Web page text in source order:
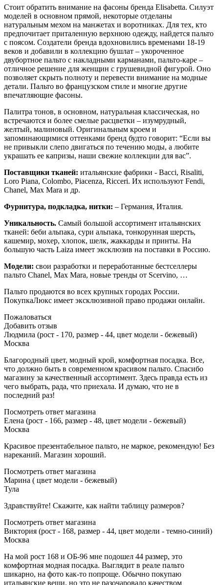
Стоит обратить внимание на фасоны бренда Elisabetta. Силуэт
моделей в основном прямой, некоторые отделаны
натуральным мехом на манжетах и воротниках. Для тех, кто
предпочитает приталенную верхнюю одежду, найдется пальто
с поясом. Создатели бренда вдохновились временами 18-19
веков и добавили в коллекцию бушлат – укороченное
двубортное пальто с накладными карманами, пальто-каре –
отличное решение для женщин с грушевидной фигурой. Оно
позволяет скрыть полноту и перевести внимание на модные
детали. Пальто во французском стиле и многие другие
впечатляющие фасоны.
Палитра тонов, в основном, натуральная классическая, но
встречаются и более смелые расцветки – изумрудный,
желтый, малиновый. Оригинальным кроем и
запоминающимися оттенками бренд будто говорит: “Если вы
не привыкли слепо двигаться по течению моды, а любите
украшать ее капризы, наши свежие коллекции для вас”.
Поставщики тканей: итальянские фабрики - Bacci, Risaliti,
Loro Piana, Colombo, Piacenza, Ricceri. Их используют Fendi,
Chanel, Max Mara и др.
Фурнитура, подкладка, нитки: – Германия, Италия.
Уникальность. Самый большой ассортимент итальянских
тканей: беби альпака, сури альпака, тонкорунная шерсть,
кашемир, мохер, хлопок, шелк, жаккарды и принты. На
большую часть Laiza имеет эксклюзив на поставки в Россию.
Модели: свои разработки и переработанные бестселлеры
пальто Chanel, Max Mara, новые тренды от Scervino, …
Пальто продаются во всех крупных городах России.
ПокупкаЛюкс имеет эксклюзивной право продажи онлайн.
Пожаловаться
Добавить отзыв
Людмила (рост - 170, размер - 44, цвет модели - бежевый)
Москва
Благородный цвет, модный крой, комфортная посадка. Все,
что должно быть в современном красивом пальто. Спасибо
магазину за качественный ассортимент. Здесь правда есть из
чего выбрать, рада, что приехала. И думаю, что не в
последний раз!
Посмотреть ответ магазина
Елена (рост - 166, размер - 48, цвет модели - бежевый)
Москва
Красивое презентабельное пальто, не маркое, рекомендую! Без
нареканий. Магазин хороший.
Посмотреть ответ магазина
Марина ( цвет модели - бежевый)
Тула
Здравствуйте! Скажите, как найти таблицу размеров?
Посмотреть ответ магазина
Виктория (рост - 168, размер - 44, цвет модели - темно-синий)
Москва
На мой рост 168 и ОБ-96 мне подошел 44 размер, это
комфортная модная посадка. Выглядит в реале пальто
шикарно, на фото как-то попроще. Обычно покупаю
итальянские вещи, но это не разочаровало качеством